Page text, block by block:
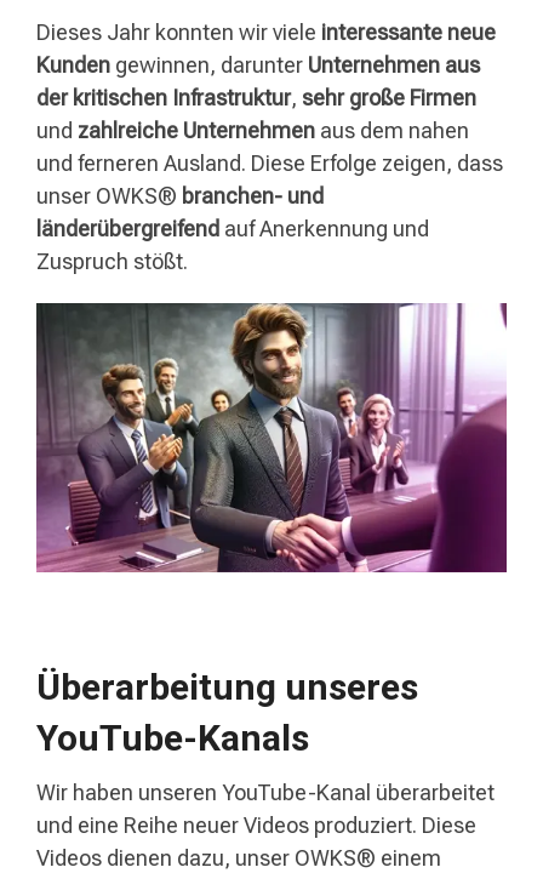
Dieses Jahr konnten wir viele interessante neue
Kunden gewinnen, darunter Unternehmen aus
der kritischen Infrastruktur, sehr große Firmen
und zahlreiche Unternehmen aus dem nahen
und ferneren Ausland. Diese Erfolge zeigen, dass
unser OWKS® branchen- und
länderübergreifend auf Anerkennung und
Zuspruch stößt.
Überarbeitung unseres
YouTube-Kanals
Wir haben unseren YouTube-Kanal überarbeitet
und eine Reihe neuer Videos produziert. Diese
Videos dienen dazu, unser OWKS® einem